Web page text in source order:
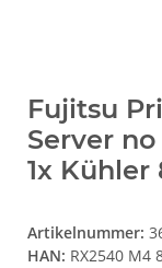
Fujitsu
Server no
1x Kühler
Artikelnummer:
HAN: RX2540 M4